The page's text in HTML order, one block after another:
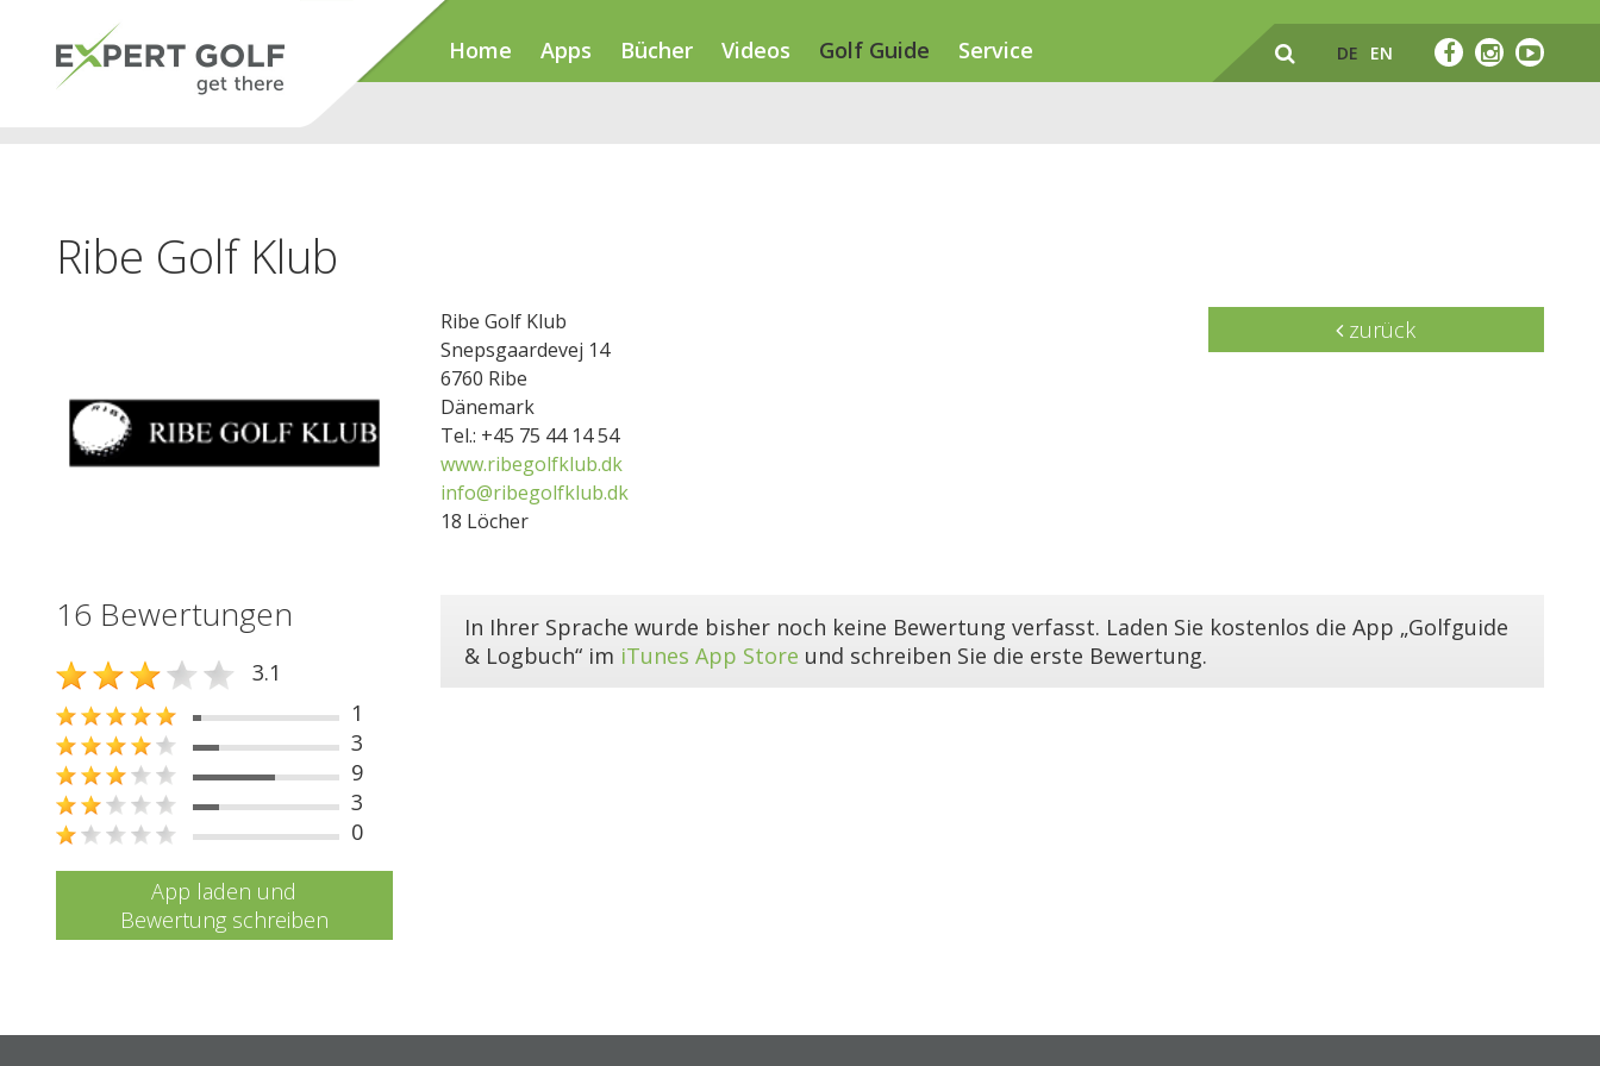
Home Apps Bücher Videos Golf Guide Service DE EN
Ribe Golf Klub
Ribe Golf Klub
Snepsgaardevej 14
6760 Ribe
Dänemark
Tel.: +45 75 44 14 54
www.ribegolfklub.dk
info@ribegolfklub.dk
18 Löcher
zurück
16 Bewertungen
3.1
1
3
9
3
0
App laden und
Bewertung schreiben
In Ihrer Sprache wurde bisher noch keine Bewertung verfasst. Laden Sie kostenlos die App „Golfguide
& Logbuch“ im iTunes App Store und schreiben Sie die erste Bewertung.